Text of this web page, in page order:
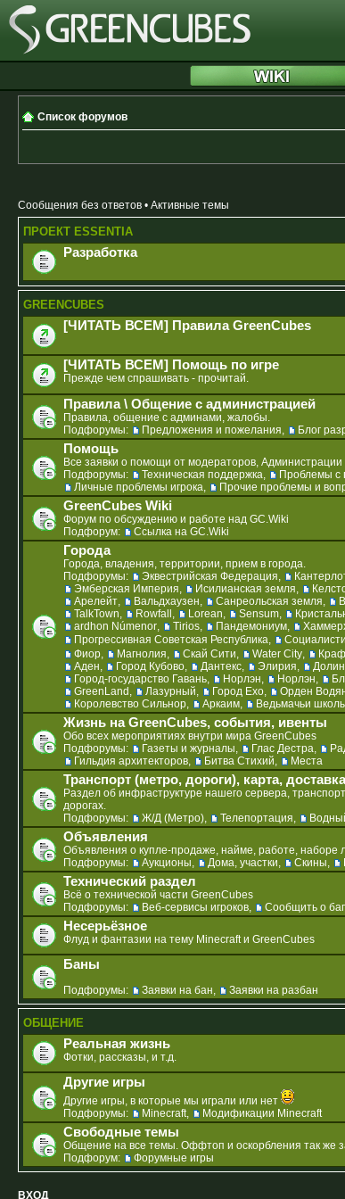
Список форумов
Сообщения без ответов • Активные темы
ПРОЕКТ ESSENTIA
Разработка
GREENCUBES
[ЧИТАТЬ ВСЕМ] Правила GreenCubes
[ЧИТАТЬ ВСЕМ] Помощь по игре
Прежде чем спрашивать - прочитай.
Правила \ Общение с администрацией
Правила, общение с админами, жалобы.
Подфорумы:
Предложения и пожелания, Блог
Помощь
Все заявки о помощи от модераторов, Администрации
Подфорумы:
Техническая поддержка, Проблемы с
Личные проблемы игрока, Прочие проблемы и
GreenCubes Wiki
Форум по обсуждению и работе над GC.Wiki
Подфорум:
Ссылка на GC.Wiki
Города
Города, владения, территории, прием в города.
Подфорумы:
Эквестрийская Федерация,
Эмберская Империя, Исилианская земля,
Арелейт, Вальдхаузен, Санреольская земля,
TalkTown, Rowfall , Lorean, Sensum,
ardhon Númenor, Tirios, Пандемониум,
Прогрессивная Советская Республика,
Фиор, Магнолия, Скай Сити, Water City,
Аден, Город Кубово, Дантекс, Элирия,
Город-государство Гавань, Норлэн, Норлэн,
GreenLand , Лазурный, Город Ехо, Орден
Королевство Сильнор, Аркаим, Ведьмачьи
Жизнь на GreenCubes, события, ивенты
Обо всех мероприятиях внутри мира GreenCubes
Подфорумы:
Газеты и журналы, Глас Дестра,
Гильдия архитекторов, Битва Стихий, Места
Транспорт (метро, дороги), карта, доставка
Раздел об инфраструктуре нашего сервера,
дорогах.
Подфорумы:
Ж/Д (Метро), Телепортация,
Объявления
Объявления о купле-продаже, найме, работе, наборе
Подфорумы:
Аукционы, Дома, участки, Скины,
Технический раздел
Всё о технической части GreenCubes
Подфорумы:
Веб-сервисы игроков, Сообщить о
Несерьёзное
Флуд и фантазии на тему Minecraft и GreenCubes
Баны
Подфорумы: Заявки на бан, Заявки на разбан
ОБЩЕНИЕ
Реальная жизнь
Фотки, рассказы, и т.д.
Другие игры
Другие игры, в которые мы играли или нет
Подфорумы:
Minecraft, Модификации Minecraft
Свободные темы
Общение на все темы. Оффтоп и оскорбления так же
Подфорум:
Форумные игры
ВХОД